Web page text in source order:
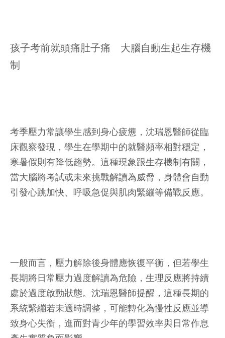
孩子考前就頭痛肚子痛 大腦自動生起生存機
制
考季壓力常讓學生感到身心疲憊，沈瑞恩醫師從臨
床觀察發現，學生在學期中的就醫頻率相對穩定，
寒暑假則有降低趨勢。這種現象跟生存機制有關，
當大腦將考試或未來挑戰解讀為威脅，身體會自動
引發心跳加快、呼吸急促與肌肉緊繃等備戰反應。
一般而言，壓力解除後身體應恢復平衡，但若學生
長期將日常壓力過度解讀為危險，生理反應將持續
處於過度啟動狀態。沈瑞恩醫師提醒，這種長期的
系統緊繃若未適時調整，可能轉化為慢性反應並導
致身心失衡，進而對青少年的學習效率與日常作息